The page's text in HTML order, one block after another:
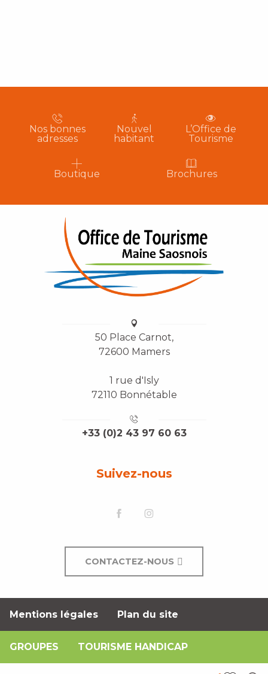
Nos bonnes
adresses
Nouvel
habitant
L’Office de
Tourisme
Boutique Brochures
50 Place Carnot,
72600 Mamers
1 rue d'Isly
72110 Bonnétable
+33 (0)2 43 97 60 63
Suivez-nous
CONTACTEZ-NOUS
Mentions légales Plan du site
GROUPES TOURISME HANDICAP